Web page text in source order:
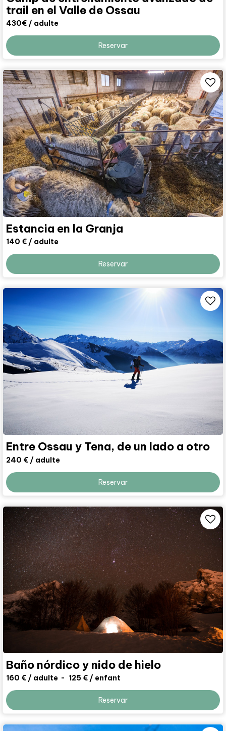
trail en el Valle de Ossau
430€ / adulte
Reservar
Estancia en la Granja
140 € / adulte
Reservar
Entre Ossau y Tena, de un lado a otro
240 € / adulte
Reservar
Baño nórdico y nido de hielo
160 € / adulte 125 € / enfant
Reservar